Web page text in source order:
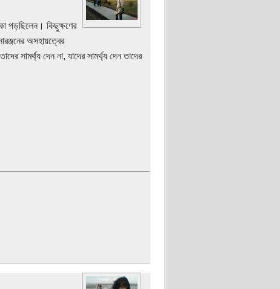
পড়ছিলেন। কিছুক্ষণের
অসহায়ত্বের
সামর্থ্য দেন না, যাদের সামর্থ্য দেন তাদের